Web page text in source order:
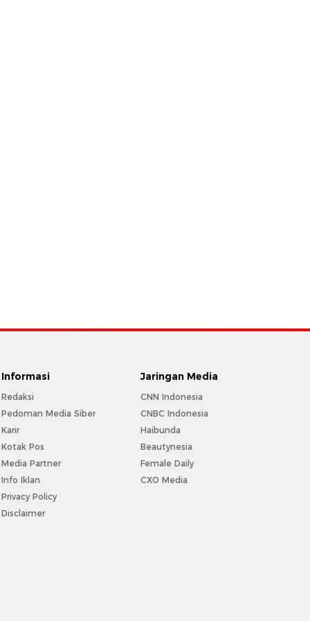
Informasi
Redaksi
Pedoman Media Siber
Karir
Kotak Pos
Media Partner
Info Iklan
Privacy Policy
Disclaimer
Jaringan Media
CNN Indonesia
CNBC Indonesia
Haibunda
Beautynesia
Female Daily
CXO Media